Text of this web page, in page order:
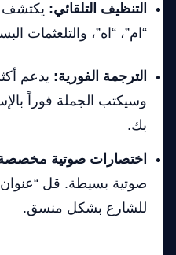
التنظيف التلقائي: يكتشف
“ام”، “اه”، والتلعثمات
الترجمة الفورية:
وسيكتب الجملة فوراً
بك.
اختصارات صوتية
صوتية بسيطة. قل “عنوان
للشارع بشكل منسق.